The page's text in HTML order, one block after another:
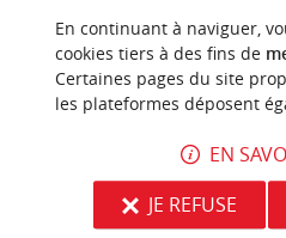
Source :Sirtaqui
En continuant à naviguer,
cookies tiers à des fins de
Certaines pages du site
les plateformes déposent
EN
JE REFUSE